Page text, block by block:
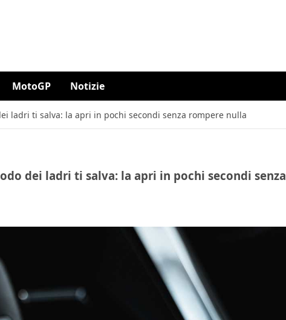
MotoGP Notizie
ladri ti salva: la apri in pochi secondi senza rompere nulla
dei ladri ti salva: la apri in pochi secondi senza